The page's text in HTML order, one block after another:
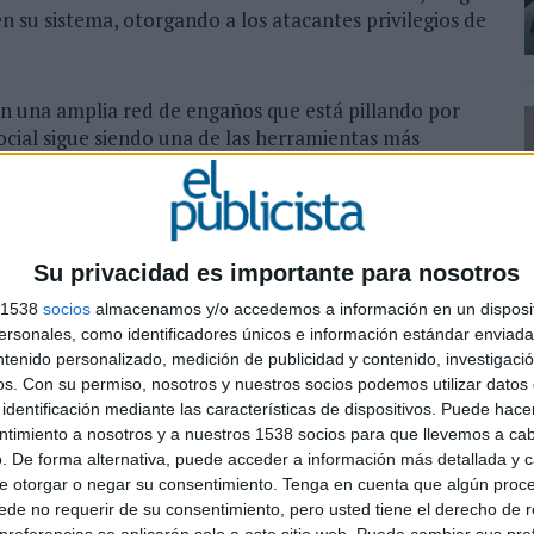
Su privacidad es importante para nosotros
socios almacenamos y/o accedemos a información en un
como identificadores únicos e información estándar
personalizado, medición de publicidad y contenido,
Con su permiso, nosotros y nuestros socios podemos utilizar datos
mediante las características de dispositivos. Puede
a nosotros y a nuestros 1538 socios para que llevemos a
De forma alternativa, puede acceder a información más detallada y
otorgar o negar su consentimiento. Tenga en cuenta que algún
no requerir de su consentimiento, pero usted tiene el derecho de
su sistema, otorgando a los atacantes privilegios de
una amplia red de engaños que está pillando por
sigue siendo una de las herramientas más
subraya la importancia de los antivirus y
el malware antes de que se descargue.
el malware de robo de datos y el ransomware
del malware de robo de datos, en concreto el
mundialmente este trimestre. El ladrón de
su cuota en un 1154%, utilizando métodos como
introducirse en los ordenadores de los usuarios
de cuentas, monederos de criptomonedas y
aumentó un 39% durante el tercer trimestre de